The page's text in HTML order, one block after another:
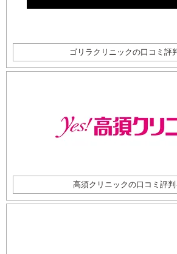
ゴリラクリニックの口コミ評
高須クリニックの口コミ評